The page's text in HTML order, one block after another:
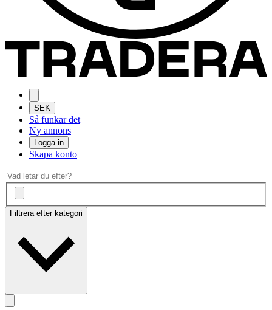
SEK
Så funkar det
Ny annons
Logga in
Skapa konto
Filtrera efter kategori